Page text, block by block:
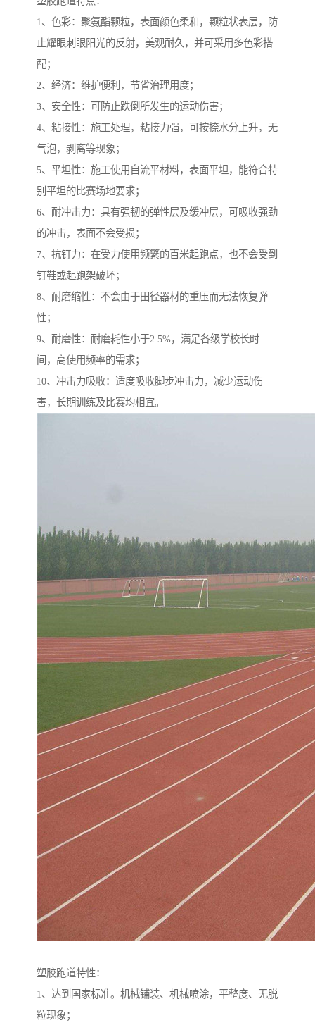
1、色彩：聚氨酯颗粒，表面颜色柔和，颗粒状表层，防
止耀眼刺眼阳光的反射，美观耐久，并可采用多色彩搭
配；
2、经济：维护便利，节省治理用度；
3、安全性：可防止跌倒所发生的运动伤害；
4、粘接性：施工处理，粘接力强，可按捺水分上升，无
气泡，剥离等现象；
5、平坦性：施工使用自流平材料，表面平坦，能符合特
别平坦的比赛场地要求；
6、耐冲击力：具有强韧的弹性层及缓冲层，可吸收强劲
的冲击，表面不会受损；
7、抗钉力：在受力使用频繁的百米起跑点，也不会受到
钉鞋或起跑架破坏；
8、耐磨缩性：不会由于田径器材的重压而无法恢复弹
性；
9、耐磨性：耐磨耗性小于2.5%，满足各级学校长时
间，高使用频率的需求；
10、冲击力吸收：适度吸收脚步冲击力，减少运动伤
害，长期训练及比赛均相宜。
塑胶跑道特性：
1、达到国家标准。机械铺装、机械喷涂，平整度、无脱
粒现象；